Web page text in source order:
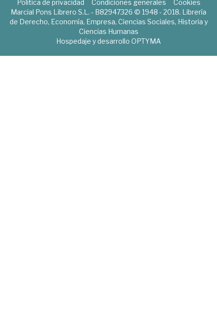
Política de privacidad Condiciones generales
Cookies
Marcial Pons Librero S.L. - B82947326 © 1948 - 2018. Librería
de Derecho, Economía, Empresa, Ciencias Sociales, Historia y
Ciencias Humanas
Hospedaje y desarrollo OPTYMA